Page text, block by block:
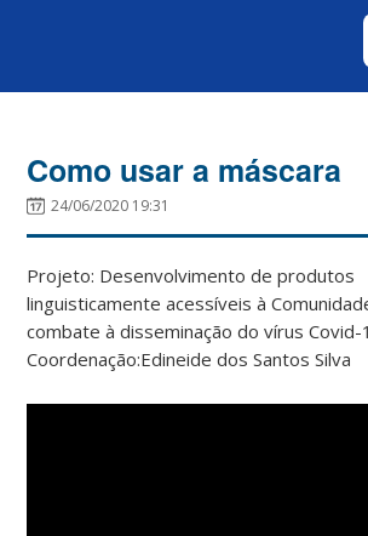
Como usar a máscara
24/06/2020 19:31
Projeto: Desenvolvimento de produtos
linguisticamente acessíveis à
combate à disseminação do vírus Covid-
Coordenação:Edineide dos Santos Silva